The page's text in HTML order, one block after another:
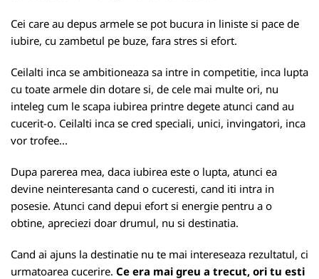
Cei care au depus armele se pot bucura in liniste si pace de
iubire, cu zambetul pe buze, fara stres si efort.
Ceilalti inca se ambitioneaza sa intre in competitie, inca lupta
cu toate armele din dotare si, de cele mai multe ori, nu
inteleg cum le scapa iubirea printre degete atunci cand au
cucerit-o. Ceilalti inca se cred speciali, unici, invingatori, inca
vor trofee...
Dupa parerea mea, daca iubirea este o lupta, atunci ea
devine neinteresanta cand o cuceresti, cand iti intra in
posesie. Atunci cand depui efort si energie pentru a o
obtine, apreciezi doar drumul, nu si destinatia.
Cand ai ajuns la destinatie nu te mai intereseaza rezultatul, ci
urmatoarea cucerire. Ce era mai greu a trecut, ori tu esti